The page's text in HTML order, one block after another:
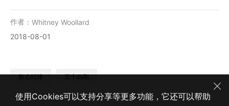
作者： Whitney Woollard
2018-08-01
教会纪律 五十四期
使用Cookies可以支持分享等更多功能，它还可以帮助